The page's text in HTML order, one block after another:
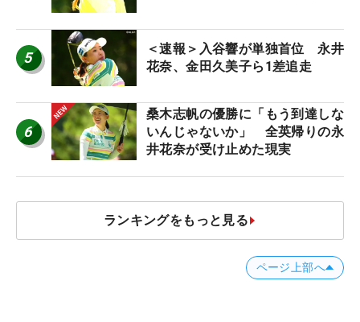
5
＜速報＞入谷響が単独首位 永井
花奈、金田久美子ら1差追走
6
桑木志帆の優勝に「もう到達しな
いんじゃないか」 全英帰りの永
井花奈が受け止めた現実
ランキングをもっと見る
ページ上部へ